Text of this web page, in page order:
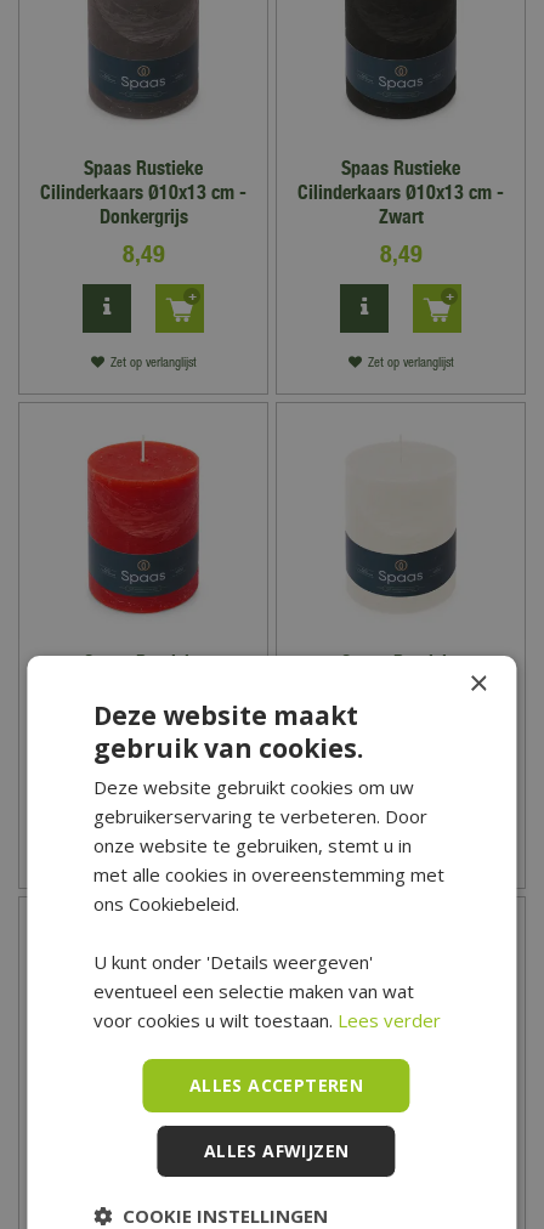
Spaas Rustieke
Cilinderkaars Ø10x13 cm -
Donkergrijs
8,49
Zet op verlanglijst
Spaas Rustieke
Cilinderkaars Ø10x13 cm -
Zwart
8,49
Zet op verlanglijst
Spaas Rustieke
Rood
8,49
Spaas Rustieke
Cilinderkaars Ø10x13 cm -
Cilinderkaars Ø8x11 cm -
Donkerblauw
Spaas Rustieke
Cilinderkaars Ø8x11 cm -
×
Deze website maakt
gebruik van cookies.
Deze website gebruikt cookies om uw
gebruikerservaring te verbeteren. Door
onze website te gebruiken, stemt u in
met alle cookies in overeenstemming met
ons Cookiebeleid.
U kunt onder 'Details weergeven'
eventueel een selectie maken van wat
voor cookies u wilt toestaan. Lees verder
ALLES ACCEPTEREN
ALLES AFWIJZEN
COOKIE INSTELLINGEN